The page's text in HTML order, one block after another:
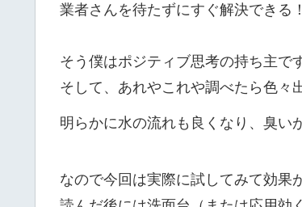
業者さんを待たずにすぐ解決できる
そう僕はポジティブ思考の持ち主で
そして、あれやこれや調べたら色々
明らかに水の流れも良くなり、臭い
なので今回は実際に試してみて効果